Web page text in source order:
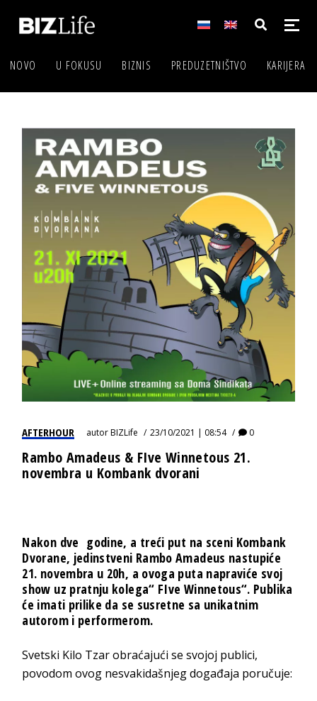
NOVO U FOKUSU BIZNIS PREDUZETNIŠTVO KARIJERA
AFTERHOUR autorBIZLife 23/10/2021 | 08:54 0
Rambo Amadeus & FIve Winnetous 21.
novembra u Kombank dvorani
Nakon dve godine, a treći put na sceni Kombank
Dvorane, jedinstveni Rambo Amadeus nastupiće
21. novembra u 20h, a ovoga puta napraviće svoj
show uz pratnju kolega“ FIve Winnetous“. Publika
će imati prilike da se susretne sa unikatnim
autorom i performerom.
Svetski Kilo Tzar obraćajući se svojoj publici,
povodom ovog nesvakidašnjeg događaja poručuje: